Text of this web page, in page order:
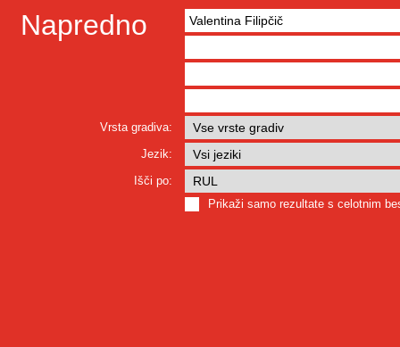
Napredno
Vrsta gradiva:
Jezik:
Išči po:
Prikaži samo rezultate s celotnim